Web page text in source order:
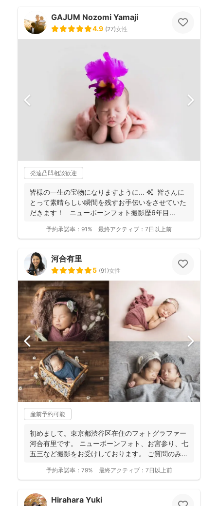
GAJUM Nozomi Yamaji
4.9 (27)女性
発達凸凹相談歓迎
皆様の一生の宝物になりますように... ✨ 皆さんに
とって素晴らしい瞬間を残すお手伝いをさせていた
だきます！ ニューボーンフォト撮影歴6年目...
予約承諾率： 91% 最終アクティブ： 7日以上前
河合有里
5 (91)女性
産前予約可能
初めまして。東京都渋谷区在住のフォトグラファー
河合有里です。 ニューボーンフォト、お宮参り、七
五三など撮影をお受けしております。 ご質問のみも
予約承諾率： 79% 最終アクティブ： 7日以上前
Hirahara Yuki